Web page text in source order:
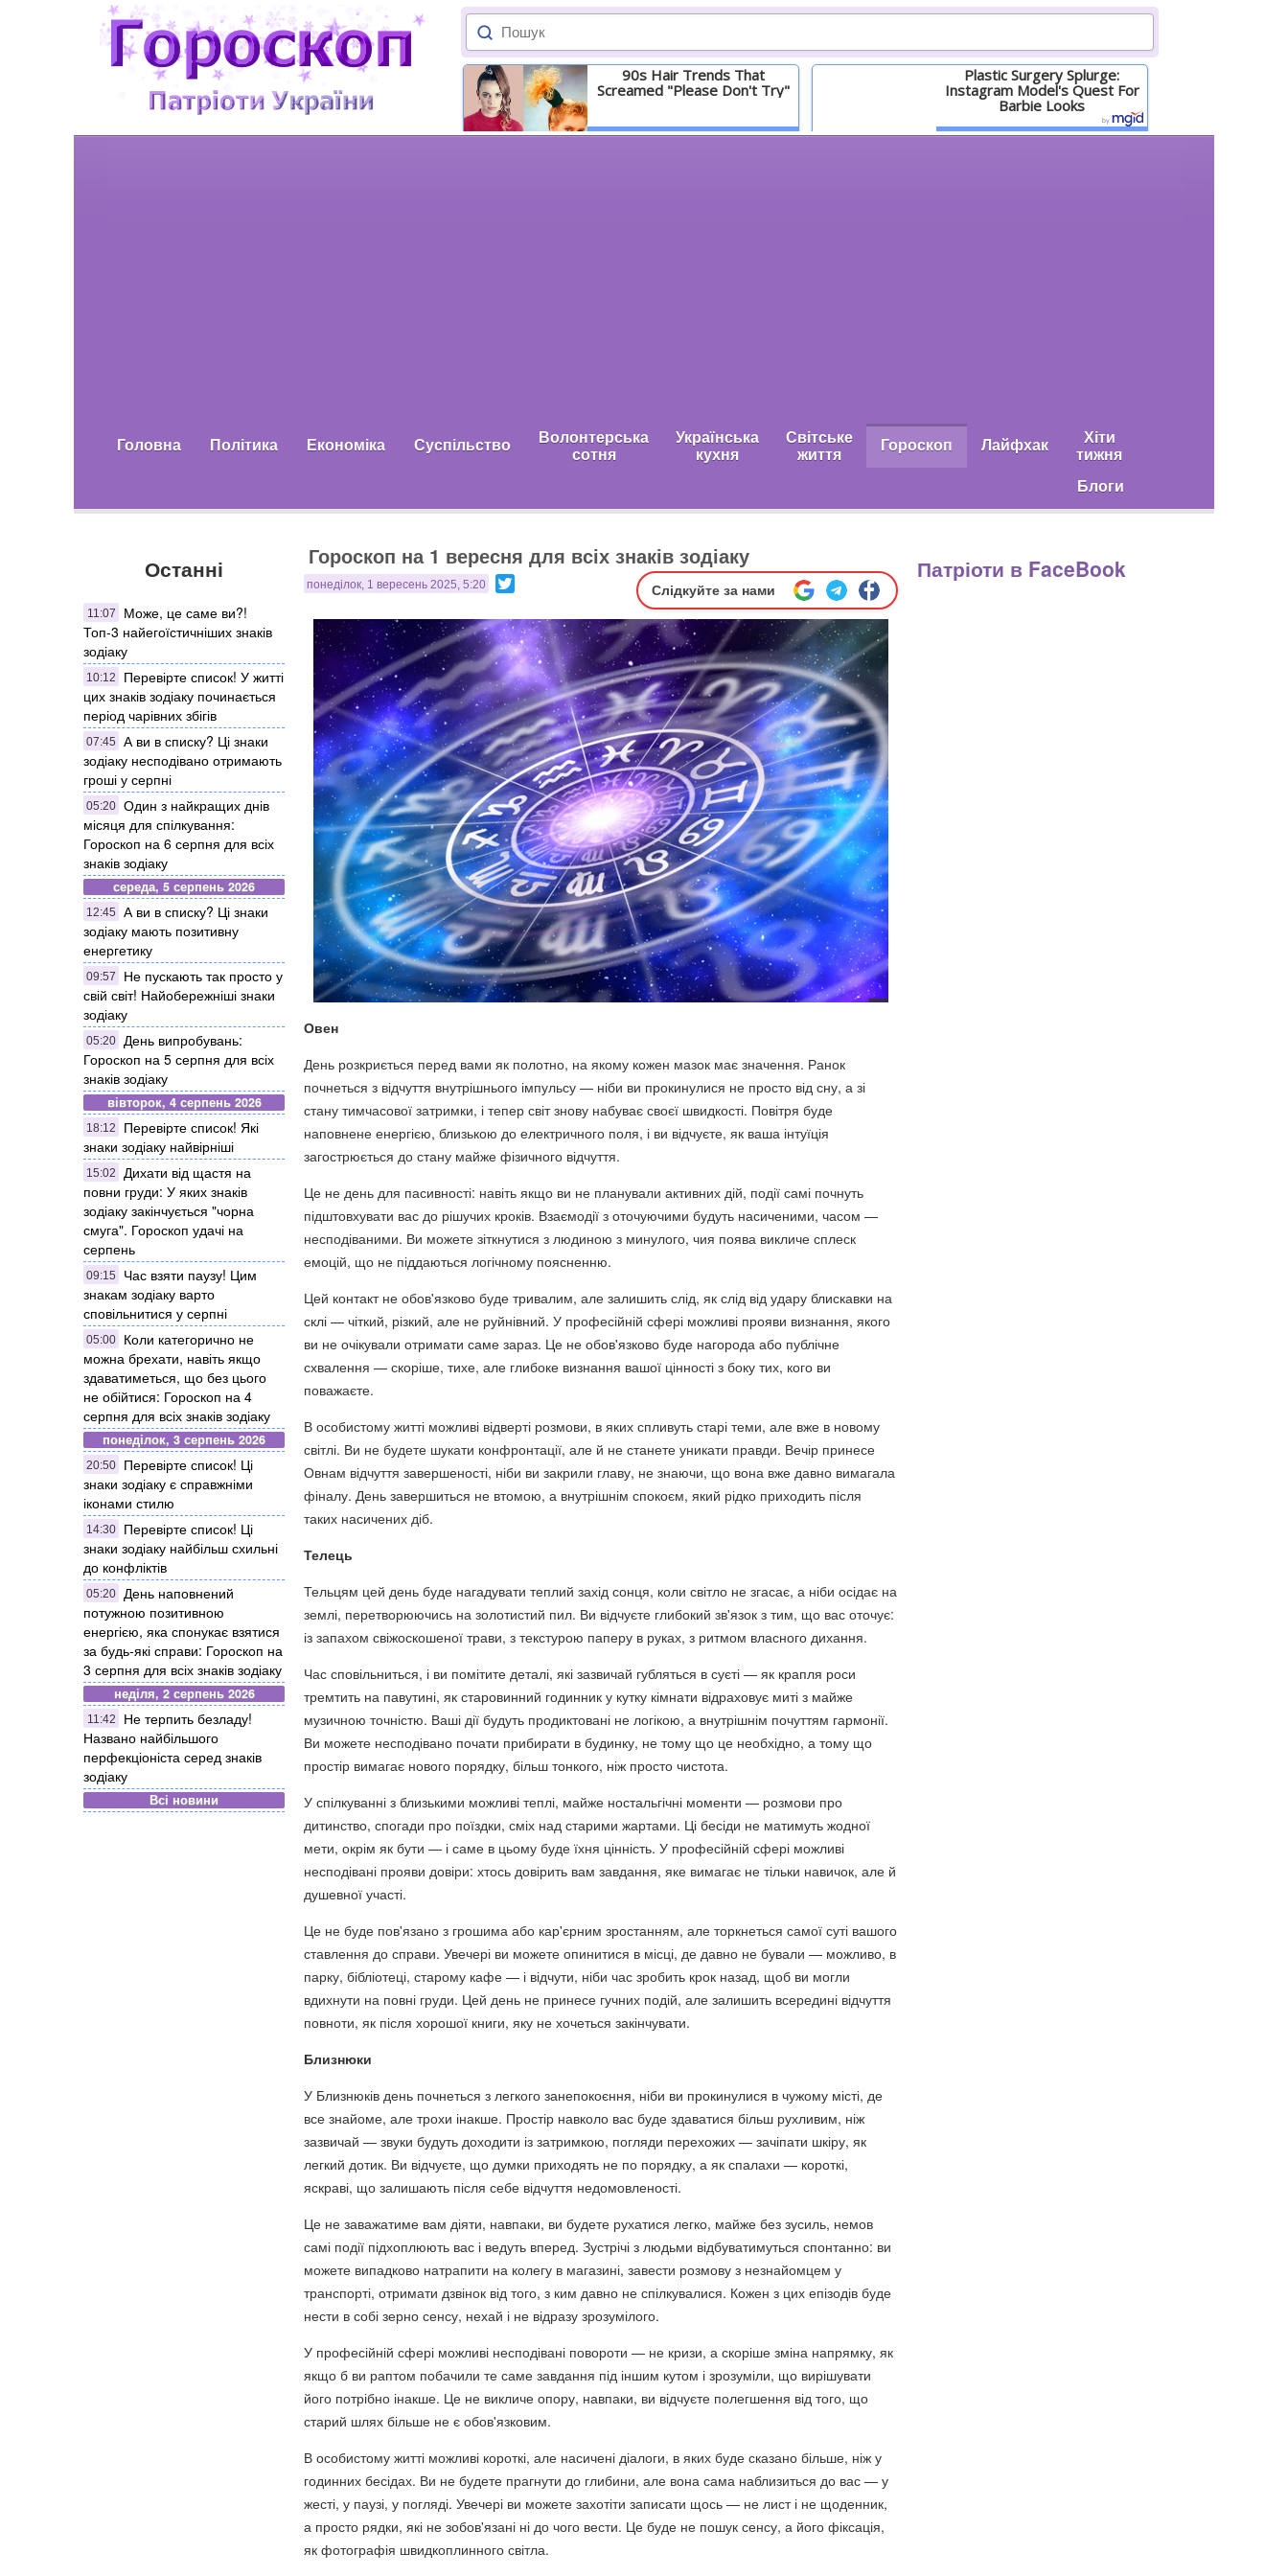
90s Hair Trends That
Screamed "Please Don't Try"
Детальніше
Plastic Surgery Splurge:
Instagram Model's Quest For
Barbie Looks
Детальніше
Головна Політика Економіка Суспільство Волонтерська
сотня
Українська
кухня
Світське
життя Гороскоп Лайфхак Хіти
тижня
Блоги
Останні
11:07
Може, це саме ви?!
Топ-3 найегоїстичніших знаків
зодіаку
10:12
Перевірте список! У житті
цих знаків зодіаку починається
період чарівних збігів
07:45
А ви в списку? Ці знаки
зодіаку несподівано отримають
гроші у серпні
05:20 Один з найкращих днів
місяця для спілкування:
Гороскоп на 6 серпня для всіх
знаків зодіаку
середа, 5 серпень 2026
12:45
А ви в списку? Ці знаки
зодіаку мають позитивну
енергетику
09:57
Не пускають так просто у
свій світ! Найобережніші знаки
зодіаку
05:20
День випробувань:
Гороскоп на 5 серпня для всіх
знаків зодіаку
вівторок, 4 серпень 2026
18:12
Перевірте список! Які
знаки зодіаку найвірніші
15:02
Дихати від щастя на
повни груди: У яких знаків
зодіаку закінчується "чорна
смуга". Гороскоп удачі на
серпень
09:15
Час взяти паузу! Цим
знакам зодіаку варто
сповільнитися у серпні
05:00
Коли категорично не
можна брехати, навіть якщо
здаватиметься, що без цього
не обійтися: Гороскоп на 4
серпня для всіх знаків зодіаку
понеділок, 3 серпень 2026
20:50
Перевірте список! Ці
знаки зодіаку є справжніми
іконами стилю
14:30
Перевірте список! Ці
знаки зодіаку найбільш схильні
до конфліктів
05:20
День наповнений
потужною позитивною
енергією, яка спонукає взятися
за будь-які справи: Гороскоп на
3 серпня для всіх знаків зодіаку
неділя, 2 серпень 2026
11:42
Не терпить безладу!
Названо найбільшого
перфекціоніста серед знаків
зодіаку
Всі новини
Гороскоп на 1 вересня для всіх знаків зодіаку
понеділок, 1 вересень 2025, 5:20 Слідкуйте за нами
Овен
День розкриється перед вами як полотно, на якому кожен мазок має значення. Ранок
почнеться з відчуття внутрішнього імпульсу — ніби ви прокинулися не просто від сну, а зі
стану тимчасової затримки, і тепер світ знову набуває своєї швидкості. Повітря буде
наповнене енергією, близькою до електричного поля, і ви відчуєте, як ваша інтуїція
загострюється до стану майже фізичного відчуття.
Це не день для пасивності: навіть якщо ви не планували активних дій, події самі почнуть
підштовхувати вас до рішучих кроків. Взаємодії з оточуючими будуть насиченими, часом —
несподіваними. Ви можете зіткнутися з людиною з минулого, чия поява викличе сплеск
емоцій, що не піддаються логічному поясненню.
Цей контакт не обов'язково буде тривалим, але залишить слід, як слід від удару блискавки на
склі — чіткий, різкий, але не руйнівний. У професійній сфері можливі прояви визнання, якого
ви не очікували отримати саме зараз. Це не обов'язково буде нагорода або публічне
схвалення — скоріше, тихе, але глибоке визнання вашої цінності з боку тих, кого ви
поважаєте.
В особистому житті можливі відверті розмови, в яких спливуть старі теми, але вже в новому
світлі. Ви не будете шукати конфронтації, але й не станете уникати правди. Вечір принесе
Овнам відчуття завершеності, ніби ви закрили главу, не знаючи, що вона вже давно вимагала
фіналу. День завершиться не втомою, а внутрішнім спокоєм, який рідко приходить після
таких насичених діб.
Телець
Тельцям цей день буде нагадувати теплий захід сонця, коли світло не згасає, а ніби осідає на
землі, перетворюючись на золотистий пил. Ви відчуєте глибокий зв'язок з тим, що вас оточує:
із запахом свіжоскошеної трави, з текстурою паперу в руках, з ритмом власного дихання.
Час сповільниться, і ви помітите деталі, які зазвичай губляться в суєті — як крапля роси
тремтить на павутині, як старовинний годинник у кутку кімнати відраховує миті з майже
музичною точністю. Ваші дії будуть продиктовані не логікою, а внутрішнім почуттям гармонії.
Ви можете несподівано почати прибирати в будинку, не тому що це необхідно, а тому що
простір вимагає нового порядку, більш тонкого, ніж просто чистота.
У спілкуванні з близькими можливі теплі, майже ностальгічні моменти — розмови про
дитинство, спогади про поїздки, сміх над старими жартами. Ці бесіди не матимуть жодної
мети, окрім як бути — і саме в цьому буде їхня цінність. У професійній сфері можливі
несподівані прояви довіри: хтось довірить вам завдання, яке вимагає не тільки навичок, але й
душевної участі.
Це не буде пов'язано з грошима або кар'єрним зростанням, але торкнеться самої суті вашого
ставлення до справи. Увечері ви можете опинитися в місці, де давно не бували — можливо, в
парку, бібліотеці, старому кафе — і відчути, ніби час зробить крок назад, щоб ви могли
вдихнути на повні груди. Цей день не принесе гучних подій, але залишить всередині відчуття
повноти, як після хорошої книги, яку не хочеться закінчувати.
Близнюки
У Близнюків день почнеться з легкого занепокоєння, ніби ви прокинулися в чужому місті, де
все знайоме, але трохи інакше. Простір навколо вас буде здаватися більш рухливим, ніж
зазвичай — звуки будуть доходити із затримкою, погляди перехожих — зачіпати шкіру, як
легкий дотик. Ви відчуєте, що думки приходять не по порядку, а як спалахи — короткі,
яскраві, що залишають після себе відчуття недомовленості.
Це не заважатиме вам діяти, навпаки, ви будете рухатися легко, майже без зусиль, немов
самі події підхоплюють вас і ведуть вперед. Зустрічі з людьми відбуватимуться спонтанно: ви
можете випадково натрапити на колегу в магазині, завести розмову з незнайомцем у
транспорті, отримати дзвінок від того, з ким давно не спілкувалися. Кожен з цих епізодів буде
нести в собі зерно сенсу, нехай і не відразу зрозумілого.
У професійній сфері можливі несподівані повороти — не кризи, а скоріше зміна напрямку, як
якщо б ви раптом побачили те саме завдання під іншим кутом і зрозуміли, що вирішувати
його потрібно інакше. Це не викличе опору, навпаки, ви відчуєте полегшення від того, що
старий шлях більше не є обов'язковим.
В особистому житті можливі короткі, але насичені діалоги, в яких буде сказано більше, ніж у
годинних бесідах. Ви не будете прагнути до глибини, але вона сама наблизиться до вас — у
жесті, у паузі, у погляді. Увечері ви можете захотіти записати щось — не лист і не щоденник,
а просто рядки, які не зобов'язані ні до чого вести. Це буде не пошук сенсу, а його фіксація,
як фотографія швидкоплинного світла.
Патріоти в FaceBook